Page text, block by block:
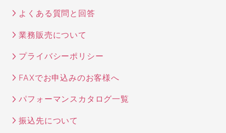
よくある質問と回答
業務販売について
プライバシーポリシー
FAXでお申込みのお客様へ
パフォーマンスカタログ一覧
振込先について